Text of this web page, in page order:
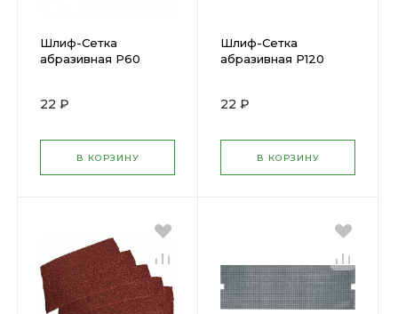
Шлиф-Сетка
абразивная Р60
22 ₽
В КОРЗИНУ
Шлиф-Сетка
абразивная Р120
22 ₽
В КОРЗИНУ